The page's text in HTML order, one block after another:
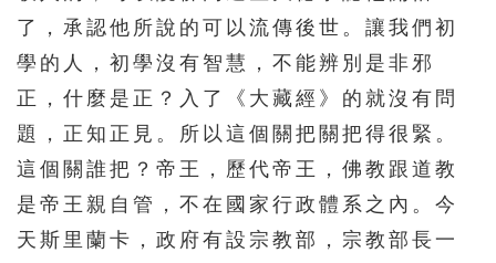
了，承認他所說的可以流傳後世。讓我們初
學的人，初學沒有智慧，不能辨別是非邪
正，什麼是正？入了《大藏經》的就沒有問
題，正知正見。所以這個關把關把得很緊。
這個關誰把？帝王，歷代帝王，佛教跟道教
是帝王親自管，不在國家行政體系之內。今
天斯里蘭卡，政府有設宗教部，宗教部長一